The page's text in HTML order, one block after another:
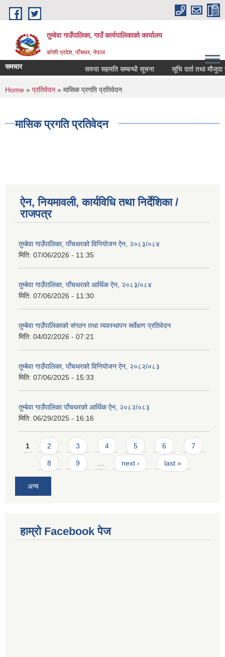
Skip to main content
तुम्वेवा गाउँपालिका, गाउँ कार्यपालिकाको कार्यालय
काेशी प्रदेश, पाँचथर, नेपाल
समचार सरुवा सहमति सम्बन्धी सूचना सूचि दर्ता तथा मौजुदा
You are here
Home » प्रतिवेदन » मासिक प्रगति प्रतिवेदन
मासिक प्रगति प्रतिवेदन
ऐन, नियमावली, कार्यविधि तथा निर्देशिका /
राजपत्र
तुम्बेवा गाउँपालिका, पाँचथरको विनियोजन ऐन, २०८३/०८४
मिति: 07/06/2026 - 11:35
तुम्बेवा गाउँपालिका, पाँचथरको आर्थिक ऐन, २०८३/०८४
मिति: 07/06/2026 - 11:30
तुम्बेवा गाउँपालिकाको संगठन तथा व्यवस्थापन सर्वेक्षण प्रतिवेदन
मिति: 04/02/2026 - 07:21
तुम्बेवा गाउँपालिका, पाँचथरको विनियोजन ऐन, २०८२/०८३
मिति: 07/06/2025 - 15:33
तुम्बेवा गाउँपालिका पाँचथरको आर्थिक ऐन, २०८२/०८३
मिति: 06/29/2025 - 16:16
Pages
1 2 3 4 5 6 7
8 9 next › last »
अन्य
हाम्राे Facebook पेज